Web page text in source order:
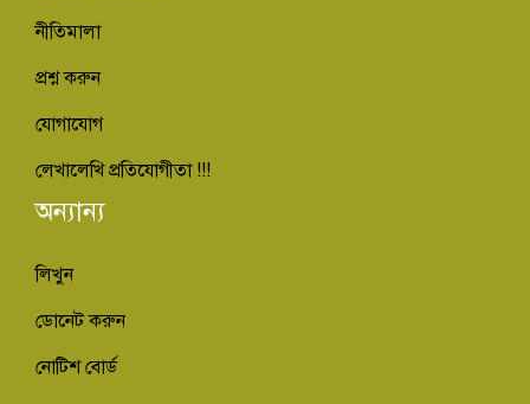
নীতিমালা
প্রশ্ন করুন
যোগাযোগ
লেখালেখি প্রতিযোগীতা !!!
অন্যান্য
লিখুন
ডোনেট করুন
নোটিশ বোর্ড